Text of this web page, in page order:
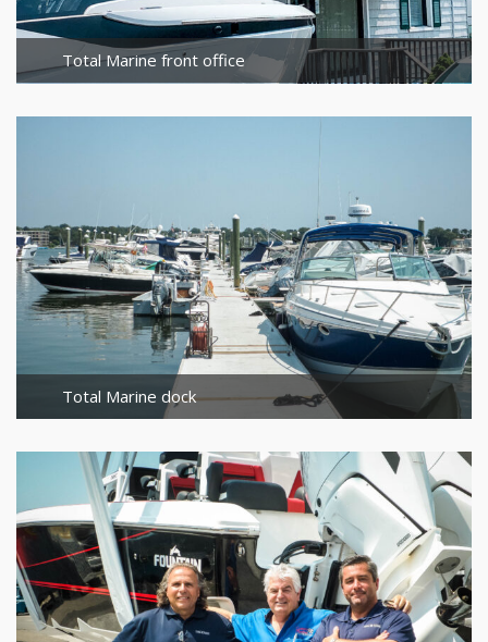
Total Marine front office
Total Marine dock